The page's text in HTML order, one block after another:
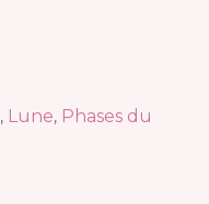
, Lune, Phases du